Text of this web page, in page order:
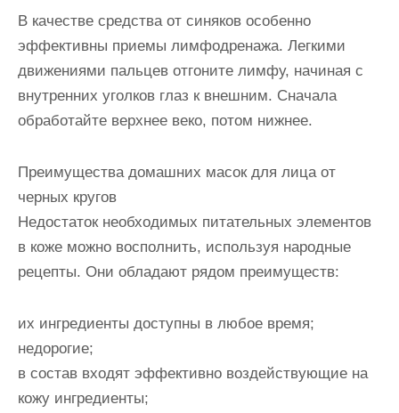
В качестве средства от синяков особенно
эффективны приемы лимфодренажа. Легкими
движениями пальцев отгоните лимфу, начиная с
внутренних уголков глаз к внешним. Сначала
обработайте верхнее веко, потом нижнее.
Преимущества домашних масок для лица от
черных кругов
Недостаток необходимых питательных элементов
в коже можно восполнить, используя народные
рецепты. Они обладают рядом преимуществ:
их ингредиенты доступны в любое время;
недорогие;
в состав входят эффективно воздействующие на
кожу ингредиенты;